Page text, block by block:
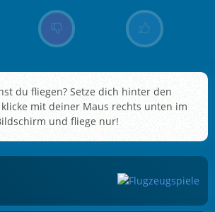
du fliegen? Setze dich hinter den
mit deiner Maus rechts unten im
und fliege nur!